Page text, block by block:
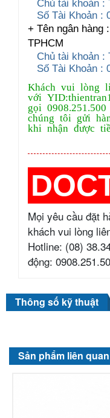
Chủ tài khoản :
Số Tài Khoản :
+ Tên ngân hàng
TPHCM
Chủ tài khoản :
Số Tài Khoản :
Khách vui lòng
với
gọi
chúng tôi gửi
khi nhận được
Mọi yêu cầu đặt
khách vui lòng
Hotline: (08)
động:
Thông số kỹ thuật
Sản phẩm liên quan